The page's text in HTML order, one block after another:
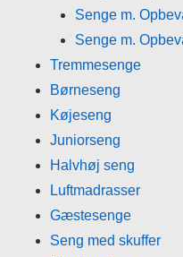
Senge m.
Senge m.
Tremmesenge
Børneseng
Køjeseng
Juniorseng
Halvhøj seng
Luftmadrasser
Gæstesenge
Seng med skuffer